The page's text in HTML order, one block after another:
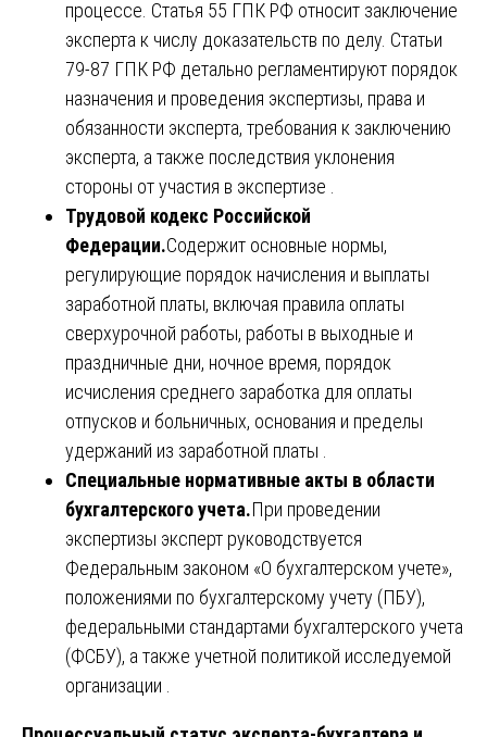
процессе. Статья 55 ГПК РФ относит заключение
эксперта к числу доказательств по делу. Статьи
79-87 ГПК РФ детально регламентируют порядок
назначения и проведения экспертизы, права и
обязанности эксперта, требования к заключению
эксперта, а также последствия уклонения
стороны от участия в экспертизе .
Трудовой кодекс Российской
Федерации.Содержит основные нормы,
регулирующие порядок начисления и выплаты
заработной платы, включая правила оплаты
сверхурочной работы, работы в выходные и
праздничные дни, ночное время, порядок
исчисления среднего заработка для оплаты
отпусков и больничных, основания и пределы
удержаний из заработной платы .
Специальные нормативные акты в области
бухгалтерского учета.При проведении
экспертизы эксперт руководствуется
Федеральным законом «О бухгалтерском учете»,
положениями по бухгалтерскому учету (ПБУ),
федеральными стандартами бухгалтерского учета
(ФСБУ), а также учетной политикой исследуемой
организации .